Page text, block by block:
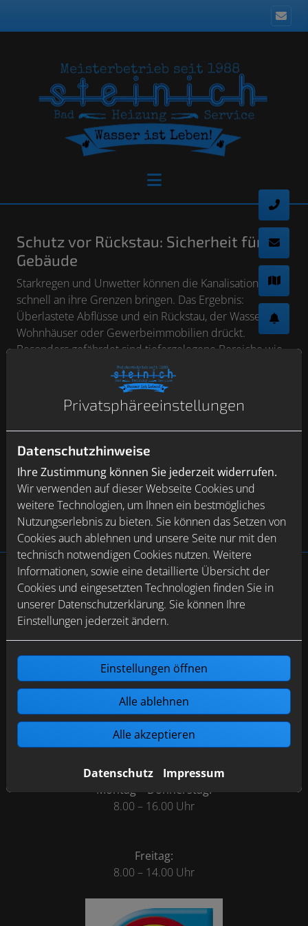
Schutz vor Rückstau: Sicherheit für Ihr
Gebäude
Starkregen und Unwetter können die Kanalisation
schnell an ihre Grenzen bringen. Das Ergebnis:
Überlastete Abflüsse und ein Rückstau, der Wasser in
Wohnhäuser oder Gewerbeimmobilien drückt.
Besonders gefährdet sind tiefergelegene Bereiche wie
Keller oder Souterrain, die dadurch häufig überflutet
werden. Die Folgen sind teure Schäden, aufwendige
Reparaturen und jede Menge Ärger.
Doch das muss nicht sein: Mit einer Rückstausicherung
schützen Sie Ihr Gebäude effektiv vor eindringendem
Wasser aus der Kanalisation. Ob für private oder
gewerbliche Nutzung – es gibt unterschiedliche
Lösungen, die je nach Bedarf individuell angepasst
werden können. Sichern Sie sich und Ihr Eigentum
rechtzeitig ab!
Footer - Kontaktdaten und Öffnungszeiten
Kontakt
Jörg Steinich Sanitär & Heizung
Telefonisch erreichbar unter:
04131 66653
E-Mail:Info@meisterbetrieb-Steinich.de
Öffnungszeiten
Montag – Donnerstag:
8.00 – 16.00 Uhr
Freitag:
8.00 – 14.00 Uhr
Privatsphäre­einstellungen
Datenschutzhinweise
Ihre Zustimmung können Sie jederzeit widerrufen.
Wir verwenden auf dieser Webseite Cookies und
weitere Technologien, um Ihnen ein bestmögliches
Nutzungserlebnis zu bieten. Sie können das Setzen von
Cookies auch ablehnen und unsere Seite nur mit den
technisch notwendigen Cookies nutzen. Weitere
Informationen, sowie eine detaillierte Übersicht der
Cookies und eingesetzten Technologien finden Sie in
unserer Datenschutzerklärung. Sie können Ihre
Einstellungen jederzeit ändern.
Einstellungen öffnen
Alle ablehnen
Alle akzeptieren
Datenschutz Impressum